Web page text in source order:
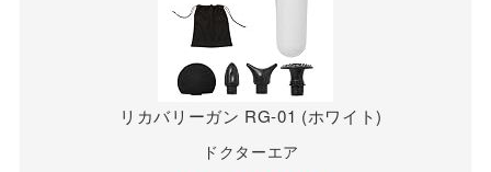
リカバリーガン RG-01 (ホワイト)
ドクターエア